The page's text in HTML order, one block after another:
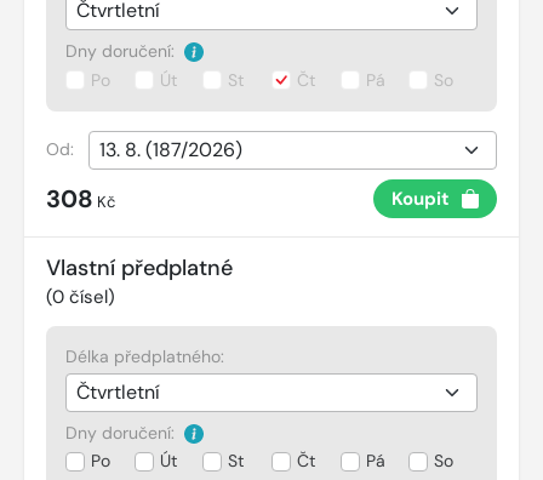
Dny doručení:
Po
Út St Čt Pá So
Od:
308 Kč Koupit
Vlastní předplatné
(0 čísel)
Délka předplatného:
Dny doručení:
Po
Út St Čt Pá So